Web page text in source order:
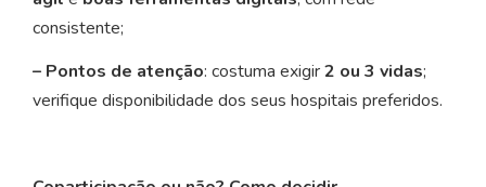
consistente;
– Pontos de atenção: costuma exigir2 ou 3 vidas;
verifique disponibilidade dos seus hospitais preferidos.